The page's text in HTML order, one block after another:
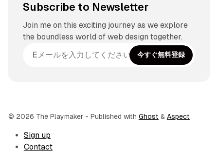
Subscribe to Newsletter
Join me on this exciting journey as we explore
the boundless world of web design together.
今すぐ無料登録
© 2026 The Playmaker- Published with Ghost & Aspect
Sign up
Contact